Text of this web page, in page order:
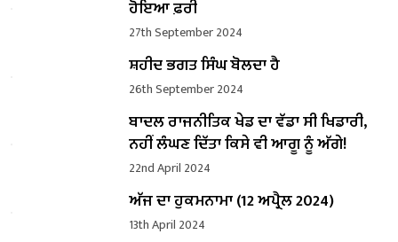
ਹੋਇਆ ਫ਼ਰੀ
27th September 2024
ਸ਼ਹੀਦ ਭਗਤ ਸਿੰਘ ਬੋਲਦਾ ਹੈ
26th September 2024
ਬਾਦਲ ਰਾਜਨੀਤਿਕ ਖੇਡ ਦਾ ਵੱਡਾ ਸੀ ਖਿਡਾਰੀ,
ਨਹੀਂ ਲੰਘਣ ਦਿੱਤਾ ਕਿਸੇ ਵੀ ਆਗੂ ਨੂੰ ਅੱਗੇ!
22nd April 2024
ਅੱਜ ਦਾ ਹੁਕਮਨਾਮਾ (12 ਅਪ੍ਰੈਲ 2024)
13th April 2024